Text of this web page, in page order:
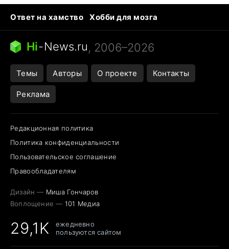
Ответ на хамство
Хобби для мозга
Бензин 100 и 95
Тунцы в океанариуме
Следующая пандемия
Hi-News.ru, 2006–2026
Темы Авторы О проекте Контакты
Реклама
Редакционная политика
Политика конфиденциальности
Пользовательское соглашение
Правообладателям
Дизайн — Миша Гончаров
Воплощение — 101 Медиа
29,1K
ежедневно
пользуются сайтом